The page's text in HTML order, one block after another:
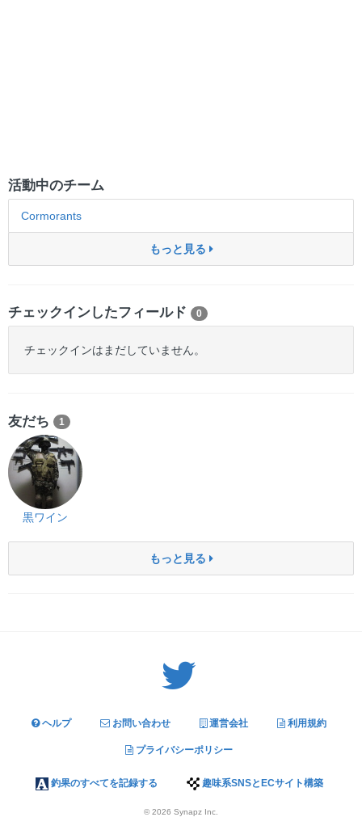
活動中のチーム
Cormorants
もっと見る
チェックインしたフィールド 0
チェックインはまだしていません。
友だち 1
黒ワイン
もっと見る
ヘルプ お問い合わせ 運営会社 利用規約
プライバシーポリシー
釣果のすべてを記録する 趣味系SNSとECサイト構築
© 2026 Synapz Inc.